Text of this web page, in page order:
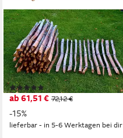
SUNNYPILLOW
Staketenzaun aus Haselnuss
in 26 Größen zur Auswahl,
100cm hoch, 5m lang,
Lattenabstand 7-8cm
(30)
ab 61,51 € 72,12 €
-15%
lieferbar - in 5-6 Werktagen bei dir